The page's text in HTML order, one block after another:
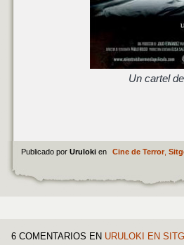
Un cartel
Publicado por Uruloki en Cine de Terror,
6 COMENTARIOS EN URULOKI EN